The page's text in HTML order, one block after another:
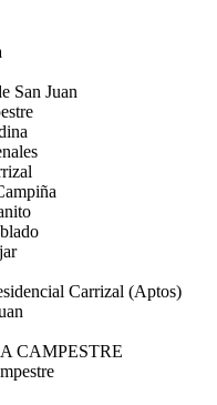
San Juan
Carrizal (Aptos)
CAMPESTRE